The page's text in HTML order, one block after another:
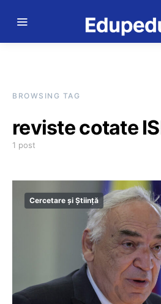
BROWSING TAG
reviste cotate
1 post
Cercetare și Știință